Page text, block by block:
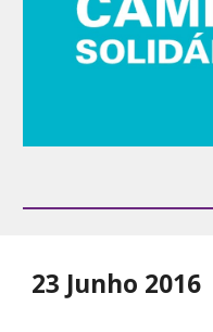
23 Junho 2016